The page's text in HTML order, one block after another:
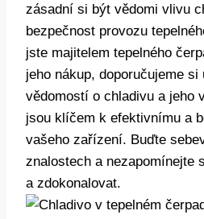
zásadní si být vědomi vlivu
bezpečnost provozu
jste majitelem tepelného
jeho nákup, doporučujeme
vědomostí o chladivu a jeho
jsou klíčem k efektivnímu a
vašeho zařízení. Buďte
znalostech a nezapomínejte
a zdokonalovat.